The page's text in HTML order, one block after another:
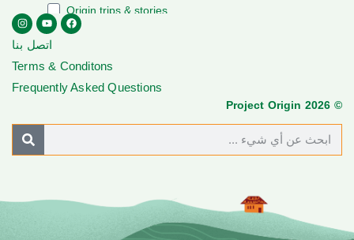
اتصل بنا
Terms & Conditons
Frequently Asked Questions
© Project Origin 2026